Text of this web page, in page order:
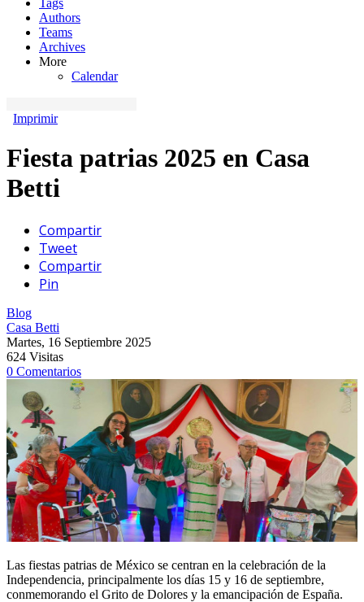
Tags
Authors
Teams
Archives
More
Calendar
Imprimir
Fiesta patrias 2025 en Casa
Betti
Compartir
Tweet
Compartir
Pin
Blog
Casa Betti
Martes, 16 Septiembre 2025
624 Visitas
0 Comentarios
Las fiestas patrias de México se centran en la celebración de la
Independencia, principalmente los días 15 y 16 de septiembre,
conmemorando el Grito de Dolores y la emancipación de España.